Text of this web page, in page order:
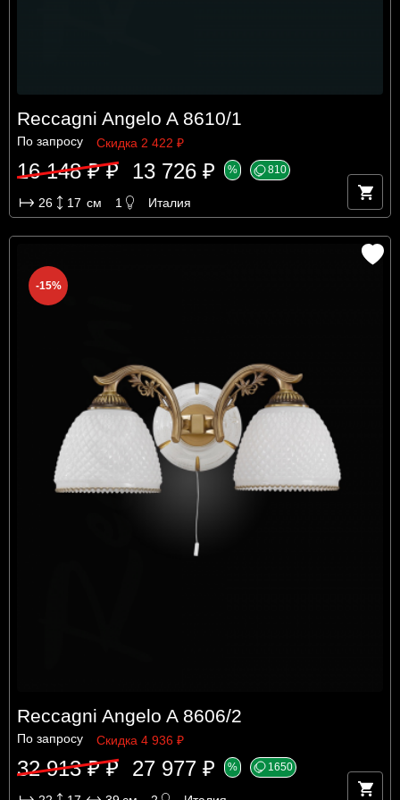
Reccagni Angelo A 8610/1
По запросу Скидка 2 422 ₽
16 148 ₽ ₽ 13 726 ₽ % 810
26 17 см 1 Италия
-15%
Reccagni Angelo A 8606/2
По запросу Скидка 4 936 ₽
32 913 ₽ ₽ 27 977 ₽ % 1650